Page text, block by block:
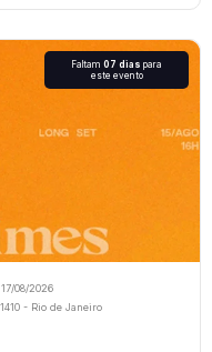
Faltam 07 dias para
este evento
17/08/2026
- Rio de Janeiro